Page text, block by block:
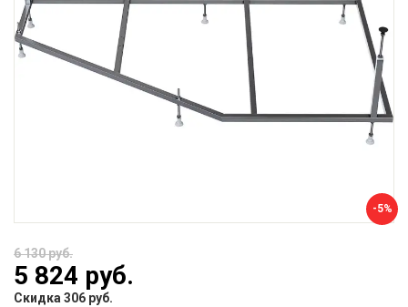
-5%
6 130 руб.
5 824 руб.
Скидка 306 руб.